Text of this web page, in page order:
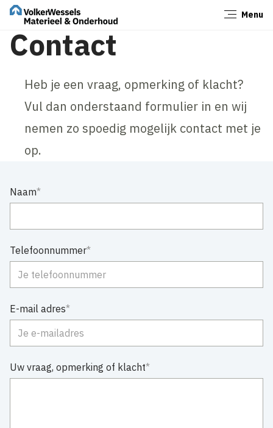
Menu
Contact
Heb je een vraag, opmerking of klacht?
Vul dan onderstaand formulier in en wij
nemen zo spoedig mogelijk contact met je
op.
Naam
Telefoonnummer
E-mail adres
Uw vraag, opmerking of klacht
Sluiten